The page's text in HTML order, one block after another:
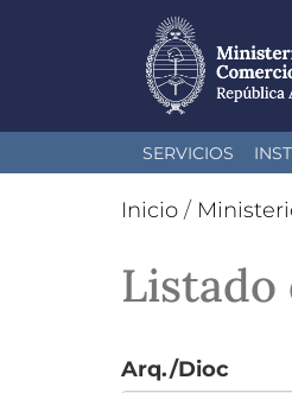
al
SERVICIOS
Inicio /
Listado
Arq./Dioc